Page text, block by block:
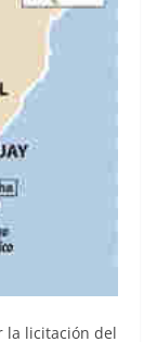
la licitación del